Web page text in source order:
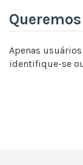
Apenas
identifique-se